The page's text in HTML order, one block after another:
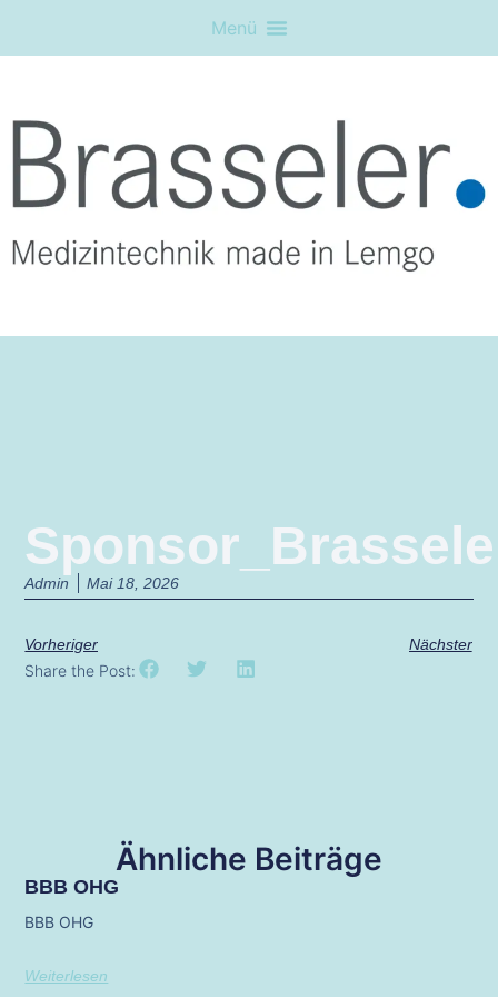
Admin Mai 18, 2026
Vorheriger Nächster
Share the Post:
Ähnliche Beiträge
BBB OHG
BBB OHG
Weiterlesen